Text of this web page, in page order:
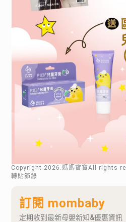
Copyright 2026 .媽媽寶寶All rights
轉貼節錄
訂閱 mombaby
定期收到最新母嬰新知&優惠資訊